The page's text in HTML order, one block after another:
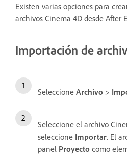
Existen varias opciones para
archivos Cinema 4D desde After
Importación de
Seleccione Archivo >
Seleccione el archivo
seleccione Importar. El
panel Proyecto como